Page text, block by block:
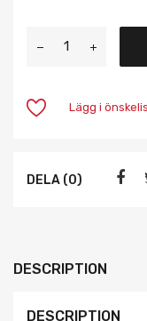
Lägg i
DELA (0)
DESCRIPTION
DESCRIPTION